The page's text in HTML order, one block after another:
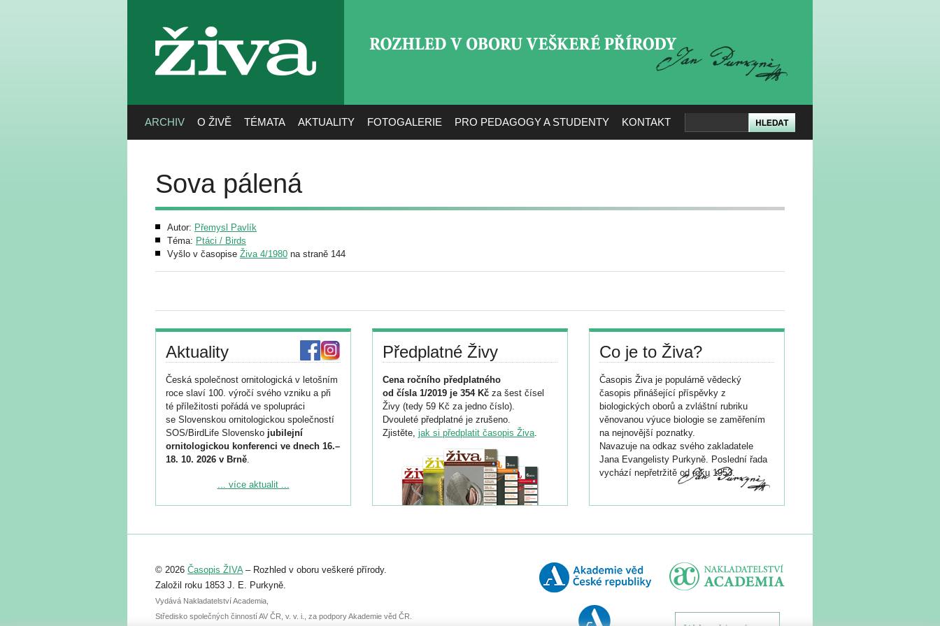
živa
ARCHIV O ŽIVĚ TÉMATA AKTUALITY FOTOGALERIE PRO PEDAGOGY A STUDENTY KONTAKT
Sova pálená
Autor: Přemysl Pavlík
Téma: Ptáci / Birds
Vyšlo v časopise Živa 4/1980 na straně 144
Aktuality
Česká společnost ornitologická v letošním
roce slaví 100. výročí svého vzniku a při
té příležitosti pořádá ve spolupráci
se Slovenskou ornitologickou společností
SOS/BirdLife Slovensko jubilejní
ornitologickou konferenci ve dnech 16.–
18. 10. 2026 v Brně.
Podrobnější informace ke konferenci
Registrovat se můžete do 6. září.
abstraktu přihlášené přednášky nebo
posteru je už 30. června.
... více aktualit ...
Předplatné Živy
Cena ročního předplatného
od čísla 1/2019 je 354 Kč za šest čísel
Živy (tedy 59 Kč za jedno číslo).
Dvouleté předplatné je zrušeno.
Zjistěte, jak si předplatit časopis Živa.
Co je to Živa?
Časopis Živa je populárně vědecký
časopis přinášející příspěvky z
biologických oborů a zvláštní rubriku
věnovanou výuce biologie se zaměřením
na nejnovější poznatky.
Navazuje na odkaz svého zakladatele
Jana Evangelisty Purkyně. Poslední řada
vychází nepřetržitě od roku 1953.
© 2026 Časopis ŽIVA– Rozhled v oboru veškeré přírody.
Založil roku 1853 J. E. Purkyně.
Vydává Nakladatelství Academia,
Středisko společných činností AV ČR, v. v. i., za podpory Akademie věd ČR.